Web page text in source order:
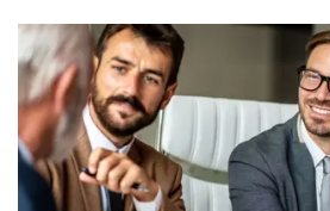
Scopri di più Finanziamenti nella forma di